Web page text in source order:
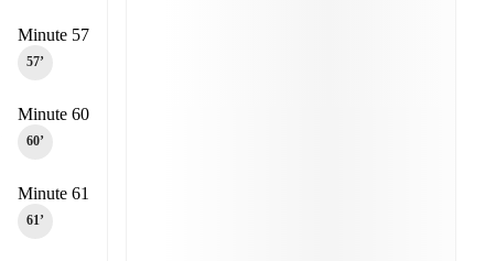
Minute 57
57‎’‎
Minute 60
60‎’‎
Minute 61
61‎’‎